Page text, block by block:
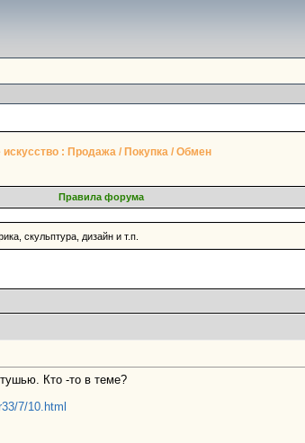
искусство : Продажа / Покупка / Обмен
Правила форума
скульптура, дизайн и т.п.
Кто -то в теме?
7/10.html